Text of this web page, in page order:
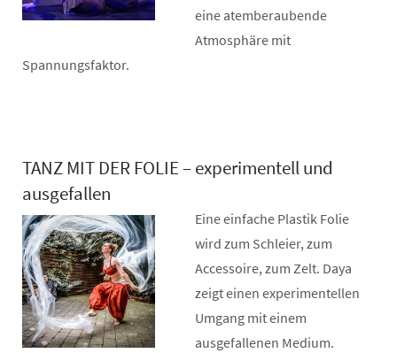
eine atemberaubende
Atmosphäre mit
Spannungsfaktor.
TANZ MIT DER FOLIE – experimentell und
ausgefallen
Eine einfache Plastik Folie
wird zum Schleier, zum
Accessoire, zum Zelt. Daya
zeigt einen experimentellen
Umgang mit einem
ausgefallenen Medium.